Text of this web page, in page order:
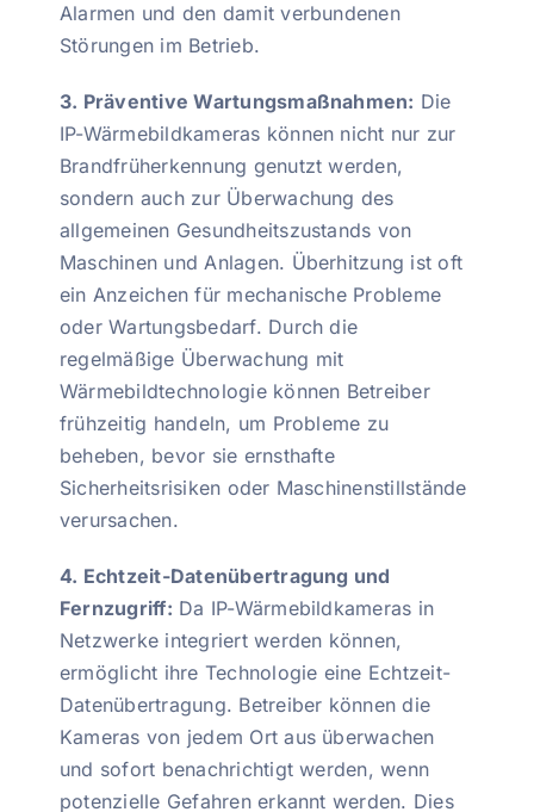
Alarmen und den damit verbundenen
Störungen im Betrieb.
3. Präventive Wartungsmaßnahmen: Die
IP-Wärmebildkameras können nicht nur zur
Brandfrüherkennung genutzt werden,
sondern auch zur Überwachung des
allgemeinen Gesundheitszustands von
Maschinen und Anlagen. Überhitzung ist oft
ein Anzeichen für mechanische Probleme
oder Wartungsbedarf. Durch die
regelmäßige Überwachung mit
Wärmebildtechnologie können Betreiber
frühzeitig handeln, um Probleme zu
beheben, bevor sie ernsthafte
Sicherheitsrisiken oder Maschinenstillstände
verursachen.
4. Echtzeit-Datenübertragung und
Fernzugriff: Da IP-Wärmebildkameras in
Netzwerke integriert werden können,
ermöglicht ihre Technologie eine Echtzeit-
Datenübertragung. Betreiber können die
Kameras von jedem Ort aus überwachen
und sofort benachrichtigt werden, wenn
potenzielle Gefahren erkannt werden. Dies